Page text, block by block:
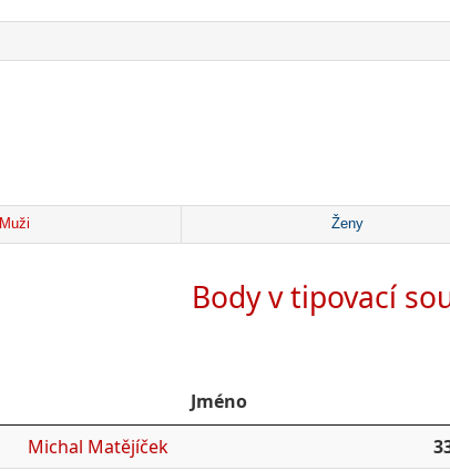
Muži Ženy
Body v tipovací
Jméno
Michal Matějíček